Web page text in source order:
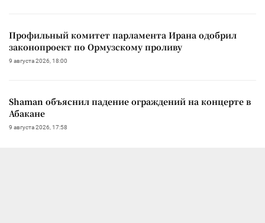
Профильный комитет парламента Ирана одобрил
законопроект по Ормузскому проливу
9 августа 2026, 18:00
Shaman объяснил падение ограждений на концерте в
Абакане
9 августа 2026, 17:58